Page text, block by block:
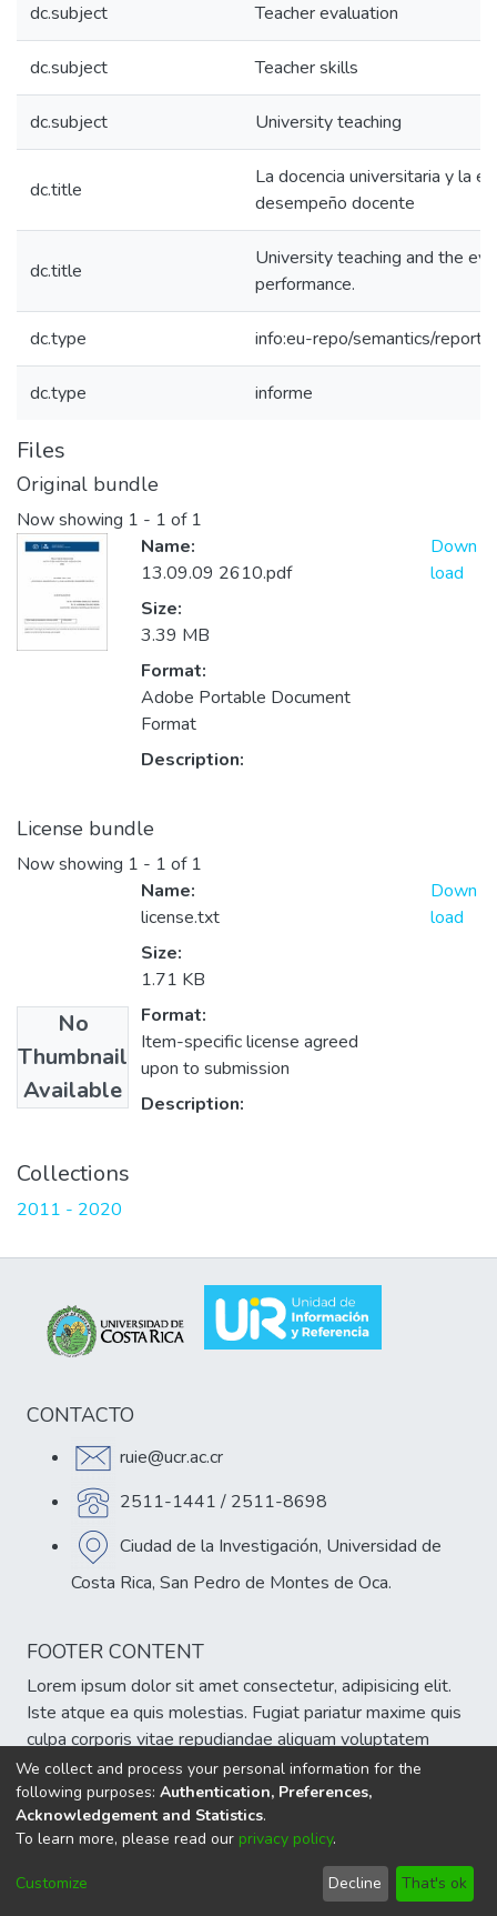
dc.subject Teacher evaluation
dc.subject Teacher skills
dc.subject University teaching
dc.title
La docencia universitaria y la
desempeño docente
dc.title
University teaching and the
performance.
dc.type info:eu-repo/semantics/report
dc.type informe
Files
Original bundle
Now showing 1 - 1 of 1
Name:
13.09.09 2610.pdf
Size:
3.39 MB
Format:
Adobe Portable Document
Format
Description:
Down
load
License bundle
Now showing 1 - 1 of 1
No
Thumbnail
Available
Name:
license.txt
Size:
1.71 KB
Format:
Item-specific license agreed
upon to submission
Description:
Down
load
Collections
2011 - 2020
CONTACTO
ruie@ucr.ac.cr
2511-1441 / 2511-8698
Ciudad de la Investigación, Universidad de
Costa Rica, San Pedro de Montes de Oca.
FOOTER CONTENT
Lorem ipsum dolor sit amet consectetur, adipisicing elit.
Iste atque ea quis molestias. Fugiat pariatur maxime quis
culpa corporis vitae repudiandae aliquam voluptatem
veniam, est atque cumque eum delectus sint!
DSpace softwarecopyright © 2002-2026
Cookie
End User
Agreement
Send
Feedback
We collect and process your personal information for the
following purposes: Authentication, Preferences,
Acknowledgement and Statistics.
To learn more, please read our privacy policy.
Customize Decline That's ok